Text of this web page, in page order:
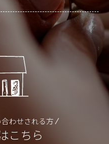
わせされる方
こちら